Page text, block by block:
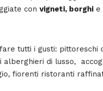
con vigneti, borghi e
tutti i gusti: pittoreschi
alberghieri di lusso,
fiorenti ristoranti